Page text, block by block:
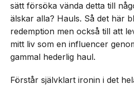
sätt försöka vända detta till
älskar alla? Hauls. Så det här
redemption men också till att
mitt liv som en influencer
gammal hederlig haul.
Förstår självklart ironin i det